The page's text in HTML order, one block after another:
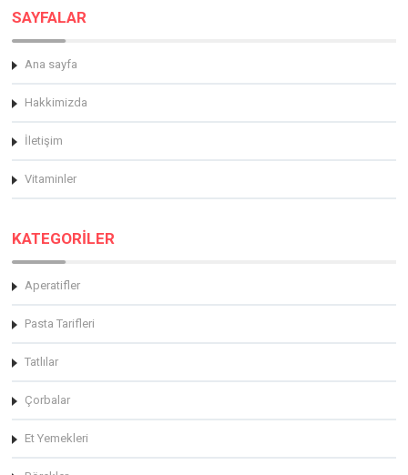
SAYFALAR
Ana sayfa
Hakkimizda
İletişim
Vitaminler
KATEGORİLER
Aperatifler
Pasta Tarifleri
Tatlılar
Çorbalar
Et Yemekleri